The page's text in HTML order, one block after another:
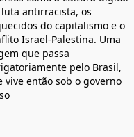
antirracista, os
do capitalismo e o
Israel-Palestina. Uma
que passa
pelo Brasil,
vive então sob o governo